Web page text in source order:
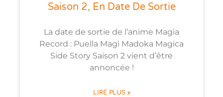
Saison 2, En Date De Sortie
La date de sortie de l’anime Magia
Record : Puella Magi Madoka Magica
Side Story Saison 2 vient d’être
annoncée !
LIRE PLUS »